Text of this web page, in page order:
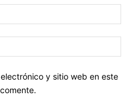
y sitio web en este